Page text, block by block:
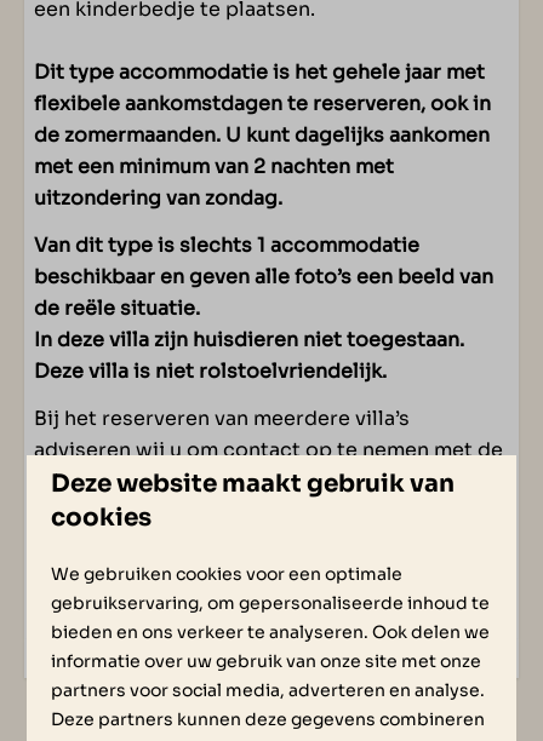
een kinderbedje te plaatsen.
Dit type accommodatie is het gehele jaar met
flexibele aankomstdagen te reserveren, ook in
de zomermaanden. U kunt dagelijks aankomen
met een minimum van 2 nachten met
uitzondering van zondag.
Van dit type is slechts 1 accommodatie
beschikbaar en geven alle foto’s een beeld van
de reële situatie.
In deze villa zijn huisdieren niet toegestaan.
Deze villa is niet rolstoelvriendelijk.
Bij het reserveren van meerdere villa’s
adviseren wij u om contact op te nemen met de
receptie
Energielabel:
Meer leefruimte
Deze website maakt gebruik van
cookies
We gebruiken cookies voor een optimale
gebruikservaring, om gepersonaliseerde inhoud te
bieden en ons verkeer te analyseren. Ook delen we
informatie over uw gebruik van onze site met onze
partners voor social media, adverteren en analyse.
Deze partners kunnen deze gegevens combineren